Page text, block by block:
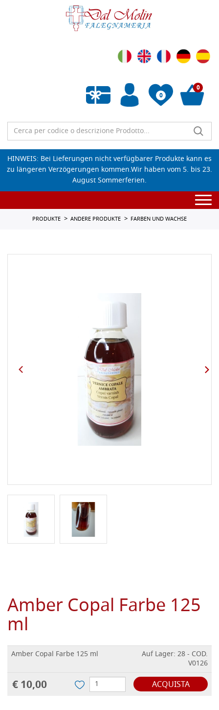
0
Wunschliste leeren
0
HINWEIS: Bei Lieferungen nicht verfügbarer Produkte kann es
zu längeren Verzögerungen kommen.Wir haben vom 5. bis 23.
August Sommerferien.
PRODUKTE ANDERE PRODUKTE FARBEN UND WACHSE
Amber Copal Farbe 125
ml
Amber Copal Farbe 125 ml
Auf Lager: 28 - COD.
V0126
€ 10,00 ACQUISTA